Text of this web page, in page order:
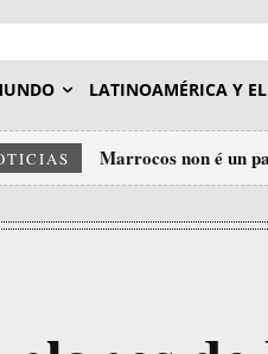
LATINOAMÉRICA Y
Marrocos non é un
insulto ao deporte.